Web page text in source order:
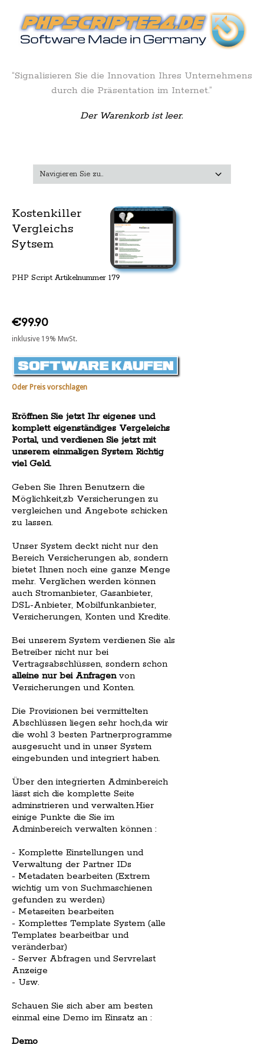
“Signalisieren Sie die Innovation Ihres Unternehmens
durch die Präsentation im Internet.”
Der Warenkorb ist leer.
Kostenkiller
Vergleichs
Sytsem
PHP Script Artikelnummer 179
€99.90
inklusive 19% MwSt.
Oder Preis vorschlagen
Eröffnen Sie jetzt Ihr eigenes und
komplett eigenständiges Vergeleichs
Portal, und verdienen Sie jetzt mit
unserem einmaligen System Richtig
viel Geld.
Geben Sie Ihren Benutzern die
Möglichkeit,zb Versicherungen zu
vergleichen und Angebote schicken
zu lassen.
Unser System deckt nicht nur den
Bereich Versicherungen ab, sondern
bietet Ihnen noch eine ganze Menge
mehr. Verglichen werden können
auch Stromanbieter, Gasanbieter,
DSL-Anbieter, Mobilfunkanbieter,
Versicherungen, Konten und Kredite.
Bei unserem System verdienen Sie als
Betreiber nicht nur bei
Vertragsabschlüssen, sondern schon
alleine nur bei Anfragenvon
Versicherungen und Konten.
Die Provisionen bei vermittelten
Abschlüssen liegen sehr hoch,da wir
die wohl 3 besten Partnerprogramme
ausgesucht und in unser System
eingebunden und integriert haben.
Über den integrierten Adminbereich
lässt sich die komplette Seite
adminstrieren und verwalten.Hier
einige Punkte die Sie im
Adminbereich verwalten können :
- Komplette Einstellungen und
Verwaltung der Partner IDs
- Metadaten bearbeiten (Extrem
wichtig um von Suchmaschienen
gefunden zu werden)
- Metaseiten bearbeiten
- Komplettes Template System (alle
Templates bearbeitbar und
veränderbar)
- Server Abfragen und Servrelast
Anzeige
- Usw.
Schauen Sie sich aber am besten
einmal eine Demo im Einsatz an :
Demo